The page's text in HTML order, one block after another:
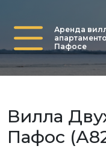
Аренда
Пафосе
Вилла
Пафос